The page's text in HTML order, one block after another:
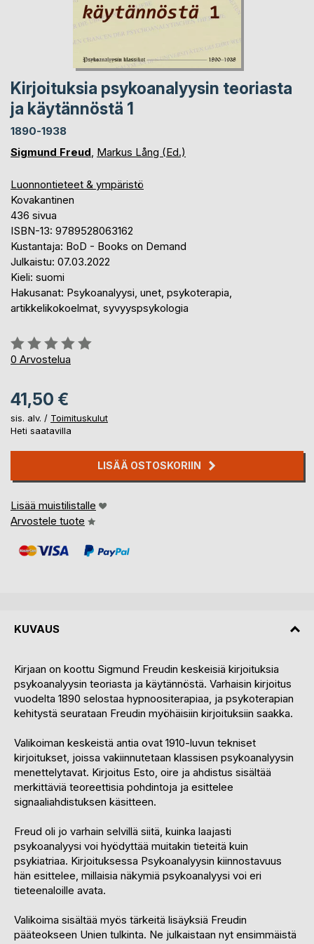
Kirjoituksia psykoanalyysin teoriasta
ja käytännöstä 1
1890-1938
Sigmund Freud, Markus Lång (Ed.)
Luonnontieteet & ympäristö
Kovakantinen
436 sivua
ISBN-13: 9789528063162
Kustantaja: BoD - Books on Demand
Julkaistu: 07.03.2022
Kieli: suomi
Hakusanat: Psykoanalyysi, unet, psykoterapia,
artikkelikokoelmat, syvyyspsykologia
Arvostelu::
0%
0 Arvostelua
41,50 €
sis. alv. / Toimituskulut
Heti saatavilla
LISÄÄ OSTOSKORIIN
Lisää muistilistalle
Arvostele tuote
KUVAUS
Kirjaan on koottu Sigmund Freudin keskeisiä kirjoituksia
psykoanalyysin teoriasta ja käytännöstä. Varhaisin kirjoitus
vuodelta 1890 selostaa hypnoositerapiaa, ja psykoterapian
kehitystä seurataan Freudin myöhäisiin kirjoituksiin saakka.
Valikoiman keskeistä antia ovat 1910-luvun tekniset
kirjoitukset, joissa vakiinnutetaan klassisen psykoanalyysin
menettelytavat. Kirjoitus Esto, oire ja ahdistus sisältää
merkittäviä teoreettisia pohdintoja ja esittelee
signaaliahdistuksen käsitteen.
Freud oli jo varhain selvillä siitä, kuinka laajasti
psykoanalyysi voi hyödyttää muitakin tieteitä kuin
psykiatriaa. Kirjoituksessa Psykoanalyysin kiinnostavuus
hän esittelee, millaisia näkymiä psykoanalyysi voi eri
tieteenaloille avata.
Valikoima sisältää myös tärkeitä lisäyksiä Freudin
pääteokseen Unien tulkinta. Ne julkaistaan nyt ensimmäistä